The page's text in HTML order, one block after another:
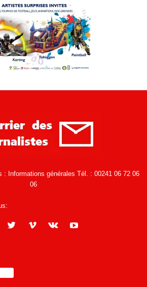
: Informations générales Tél. : 00241 06 72 06
06